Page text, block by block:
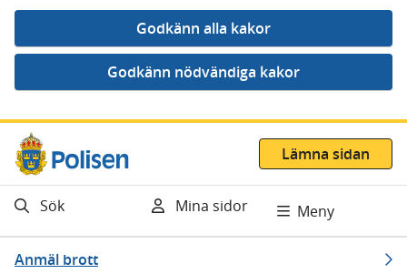
Gå direkt till innehåll
Lämna sidan
Sök Mina sidor Meny
Anmäl brott